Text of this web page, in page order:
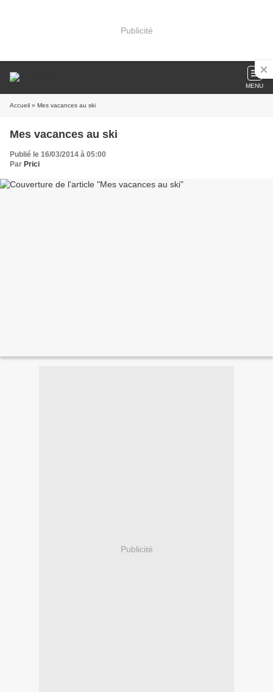
Publicité
MENU
Accueil » Mes vacances au ski
Mes vacances au ski
Publié le 16/03/2014 à 05:00
Par Prici
Publicité